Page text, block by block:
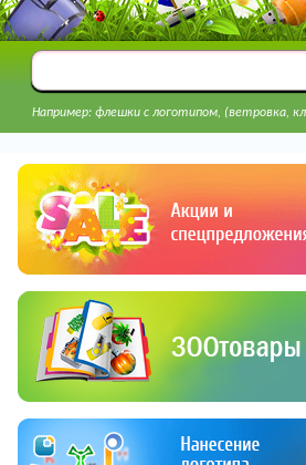
Например: флешки с логотипом, (ветровка,